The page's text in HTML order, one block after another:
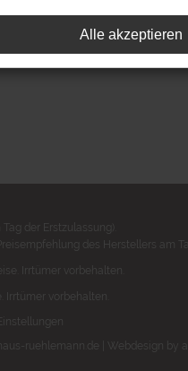
der Erstzulassung).
des Herstellers am
Irrtümer vorbehalten.
Irrtümer vorbehalten.
ruehlemann.de |
Webdesign by
Alle akzeptieren